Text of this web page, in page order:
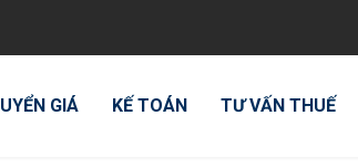
GIÁ KẾ TOÁN TƯ VẤN THUẾ